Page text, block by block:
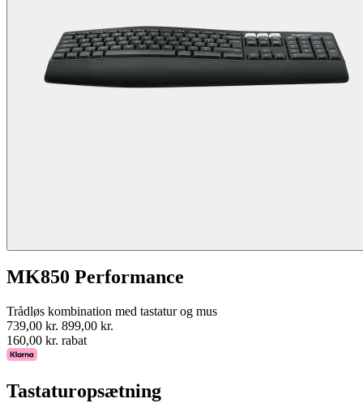
MK850 Performance
Trådløs kombination med tastatur og mus
739,00 kr. 899,00 kr.
160,00 kr. rabat
Tastaturopsætning